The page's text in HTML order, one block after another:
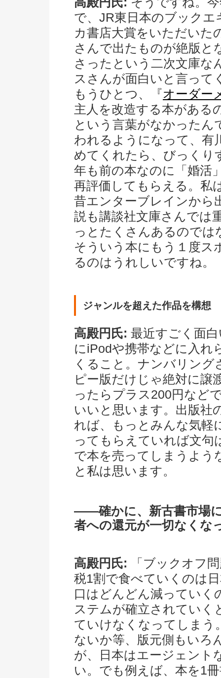
で、JR東日本のブック
カ書店大賞をいただいた
さんで出たものが絶版と
さったという二次文庫な
スさんが面白いと言って
もうひとつ、『オーダー
主人を改造する本がある
という言葉がなかったん
われるようになって、有
めてくれたら、びっくり
年も前の本なのに「婚活
再評価してもらえる。私
昔エンターブレインから
説も講談社文庫さんでは
っとたくさんあるのでは
そういう本にもう１度ス
るのはうれしいですね。
ジャンルを超えた作品を構想
高殿円氏: 最近すごく面
にiPodや携帯などに入れ
くること。ナンバリン
ピー版だけじゃ絶対に譲
ったらプラス200円など
いいと思います。出版社
れば、もっとみんな気軽
ってもらえていれば文句
で本を売ってしまうよう
と私は思います。
――確かに、新古書市場
者への還元が一切なくな
高殿円氏: 「ブックオフ
税1割で食べていくのは
口はどんどん減っていく
ステムが確立されていく
ていけなくなってしまう
ないか等、版元側もいろ
が、日本はエージェント
い。でも例えば、本を1